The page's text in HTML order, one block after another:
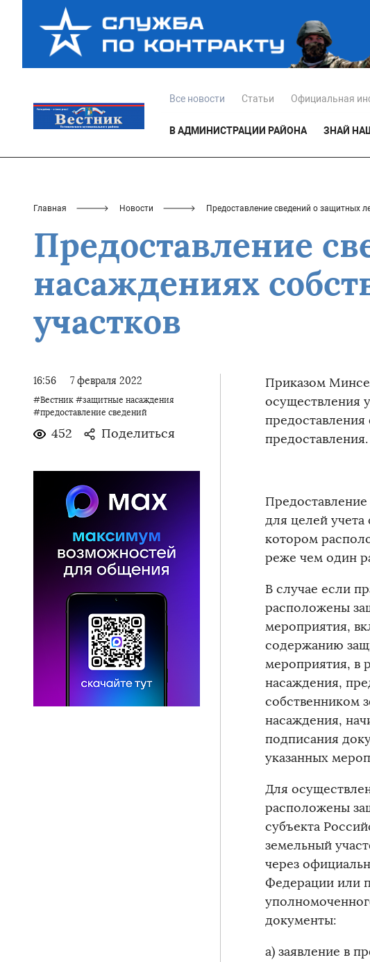
Все новости Статьи Официальная
В АДМИНИСТРАЦИИ РАЙОНА ЗНАЙ
Главная Новости Предоставление сведений о защитных
Предоставление
насаждениях
участков
16:56 7 февраля 2022
#Вестник #защитные насаждения
#предоставление сведений
452 Поделиться
Приказом
осуществления
предоставления.
для целей учета
котором
реже чем один
В случае если
расположены
мероприятия,
содержанию
мероприятия, в
насаждения,
собственником
насаждения,
подписания
указанных
Для
расположены
субъекта
земельный
через
Федерации или
документы:
а) заявление в